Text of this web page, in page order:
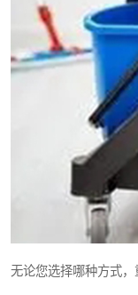
无论您选择哪种方式，